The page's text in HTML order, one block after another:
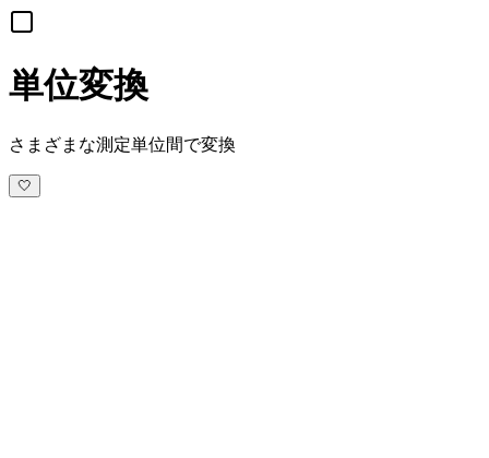
単位変換
さまざまな測定単位間で変換
🤍